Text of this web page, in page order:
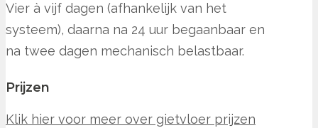
Vier à vijf dagen (afhankelijk van het
systeem), daarna na 24 uur begaanbaar en
na twee dagen mechanisch belastbaar.
Prijzen
Klik hier voor meer over gietvloer prijzen